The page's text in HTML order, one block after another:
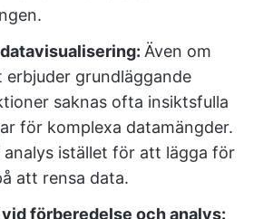
Även om
erbjuder grundläggande
saknas ofta insiktsfulla
för komplexa datamängder.
analys istället för att lägga för
att rensa data.
förberedelse och analys: